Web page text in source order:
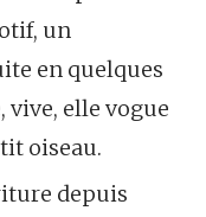
un
en quelques
vive, elle vogue
oiseau.
depuis